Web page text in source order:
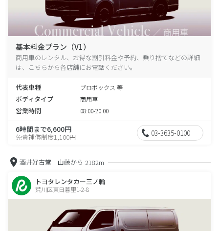
基本料金プラン（V1）
商用車のレンタル、お得な割引料金や予約、乗り捨てなどの詳細
は、こちらから各店舗にお電話ください。
代表車種 プロボックス 等
ボディタイプ 商用車
営業時間 08:00-20:00
6時間まで6,600円
免責補償制度1,100円 03-3635-0100
酒井好古堂 山藤から 2182m
トヨタレンタカー三ノ輪
荒川区東日暮里1-2-8